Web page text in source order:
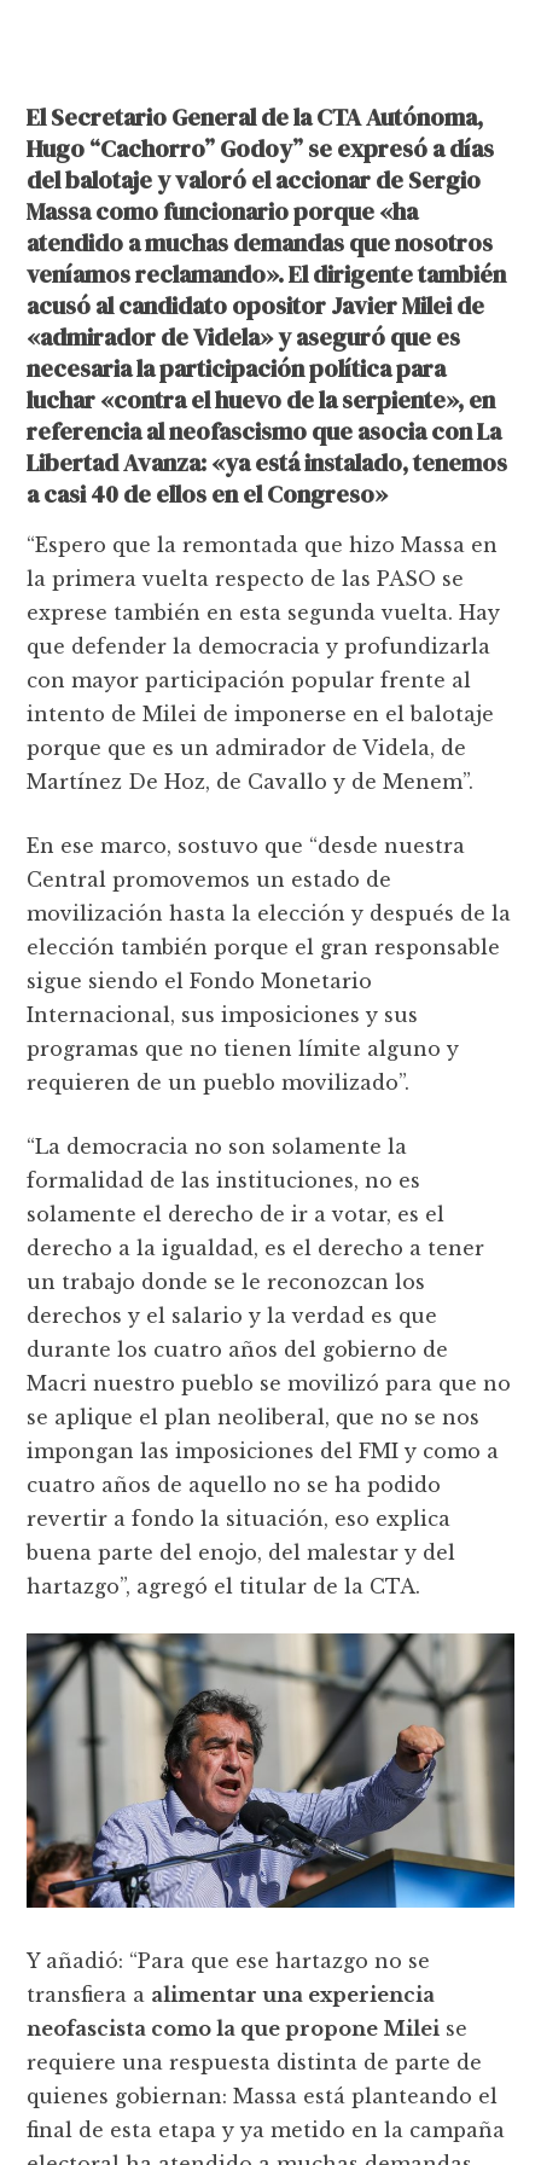
El Secretario General de la CTA Autónoma,
Hugo “Cachorro” Godoy” se expresó a días
del balotaje y valoró el accionar de Sergio
Massa como funcionario porque «ha
atendido a muchas demandas que nosotros
veníamos reclamando». El dirigente también
acusó al candidato opositor Javier Milei de
«admirador de Videla» y aseguró que es
necesaria la participación política para
luchar «contra el huevo de la serpiente», en
referencia al neofascismo que asocia con La
Libertad Avanza: «ya está instalado, tenemos
a casi 40 de ellos en el Congreso»
“Espero que la remontada que hizo Massa en
la primera vuelta respecto de las PASO se
exprese también en esta segunda vuelta. Hay
que defender la democracia y profundizarla
con mayor participación popular frente al
intento de Milei de imponerse en el balotaje
porque que es un admirador de Videla, de
Martínez De Hoz, de Cavallo y de Menem”.
En ese marco, sostuvo que “desde nuestra
Central promovemos un estado de
movilización hasta la elección y después de la
elección también porque el gran responsable
sigue siendo el Fondo Monetario
Internacional, sus imposiciones y sus
programas que no tienen límite alguno y
requieren de un pueblo movilizado”.
“La democracia no son solamente la
formalidad de las instituciones, no es
solamente el derecho de ir a votar, es el
derecho a la igualdad, es el derecho a tener
un trabajo donde se le reconozcan los
derechos y el salario y la verdad es que
durante los cuatro años del gobierno de
Macri nuestro pueblo se movilizó para que no
se aplique el plan neoliberal, que no se nos
impongan las imposiciones del FMI y como a
cuatro años de aquello no se ha podido
revertir a fondo la situación, eso explica
buena parte del enojo, del malestar y del
hartazgo”, agregó el titular de la CTA.
Y añadió: “Para que ese hartazgo no se
transfiera a alimentar una experiencia
neofascista como la que propone Milei se
requiere una respuesta distinta de parte de
quienes gobiernan: Massa está planteando el
final de esta etapa y ya metido en la campaña